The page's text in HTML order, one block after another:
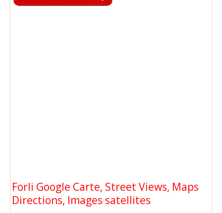
Forli Google Carte, Street Views, Maps
Directions, Images satellites